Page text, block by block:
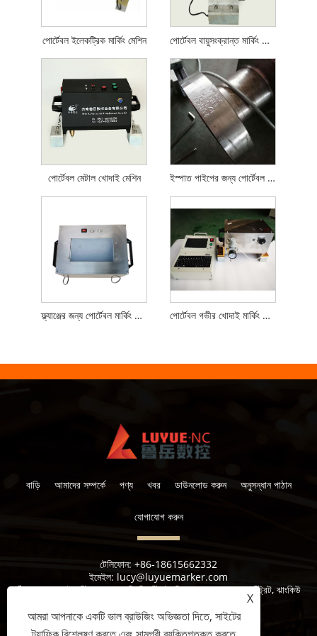
পোর্টেবল ইলেকট্রিক মার্কিং মেশিন পোর্টেবল বায়ুসংক্রান্ত মার্কিং মেশিন
পোর্টেবল মেটাল খোদাই মেশিন ইস্পাত পাইপের জন্য পোর্টেবল মার্কিং মেশিন
ফ্ল্যাঞ্জের জন্য পোর্টেবল মার্কিং মেশিন পোর্টেবল গভীর খোদাই মার্কিং মেশিন
বাড়ি আমাদের সম্পর্কে পণ্য খবর ডাউনলোড করুন অনুসন্ধান পাঠান
যোগাযোগ করুন
টেলিফোন: +86-18615662332
ইমেইল: lucy@luyuemarker.com
ঠিকানা:দোঘাও ইন্ডাস্ট্রিয়াল জোন, কিংপিং স্ট্রিট, শিল্প 1 ম রোড, শুয়াংশান স্ট্রিট, ঝাংকিউ
X
আমরা আপনাকে একটি ভাল ব্রাউজিং অভিজ্ঞতা দিতে, সাইটের